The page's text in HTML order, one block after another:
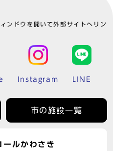
ンドウを開いて外部サイトへリン
Instagram LINE
市の施設一覧
ールかわさき